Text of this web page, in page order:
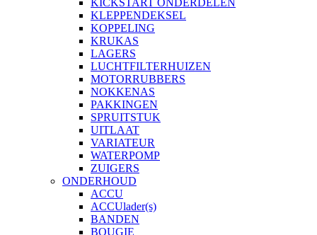
KICKSTART ONDERDELEN
KLEPPENDEKSEL
KOPPELING
KRUKAS
LAGERS
LUCHTFILTERHUIZEN
MOTORRUBBERS
NOKKENAS
PAKKINGEN
SPRUITSTUK
UITLAAT
VARIATEUR
WATERPOMP
ZUIGERS
ONDERHOUD
ACCU
ACCUlader(s)
BANDEN
BOUGIE